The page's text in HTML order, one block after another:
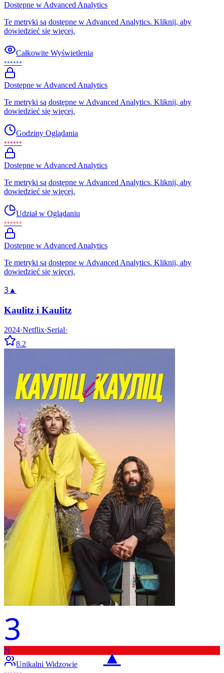
Dostępne w Advanced Analytics
Te metryki są dostępne w Advanced Analytics. Kliknij, aby
dowiedzieć się więcej.
Całkowite Wyświetlenia
••••••
Dostępne w Advanced Analytics
Te metryki są dostępne w Advanced Analytics. Kliknij, aby
dowiedzieć się więcej.
Godziny Oglądania
••••••
Dostępne w Advanced Analytics
Te metryki są dostępne w Advanced Analytics. Kliknij, aby
dowiedzieć się więcej.
Udział w Oglądaniu
••••••
Dostępne w Advanced Analytics
Te metryki są dostępne w Advanced Analytics. Kliknij, aby
dowiedzieć się więcej.
3▲
Kaulitz i Kaulitz
2024·Netflix·Serial·
8.2
3
▲
N
Unikalni Widzowie